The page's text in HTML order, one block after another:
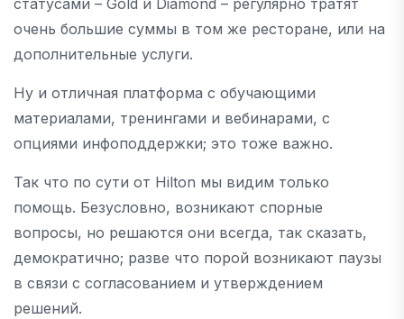
очень большие суммы в том же ресторане, или на
дополнительные услуги.
Ну и отличная платформа с обучающими
материалами, тренингами и вебинарами, с
опциями инфоподдержки; это тоже важно.
Так что по сути от Hilton мы видим только
помощь. Безусловно, возникают спорные
вопросы, но решаются они всегда, так сказать,
демократично; разве что порой возникают паузы
в связи с согласованием и утверждением
решений.